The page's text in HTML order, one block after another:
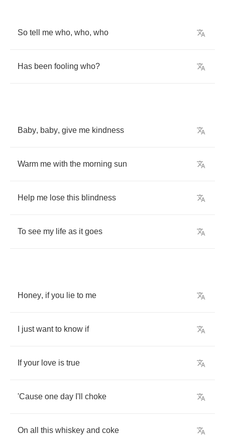
So tell me who, who, who
Has been fooling who?
Baby, baby, give me kindness
Warm me with the morning sun
Help me lose this blindness
To see my life as it goes
Honey, if you lie to me
just want to know if
If your love is true
'Cause one day I'll choke
On all this whiskey and coke